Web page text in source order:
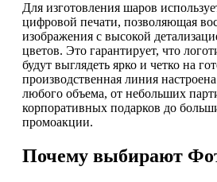
Для изготовления шаров
цифровой печати, позволяющая
изображения с высокой
цветов. Это гарантирует, что
будут выглядеть ярко и четко на
производственная линия
любого объема, от небольших
корпоративных подарков до
промоакции.
Почему выбирают